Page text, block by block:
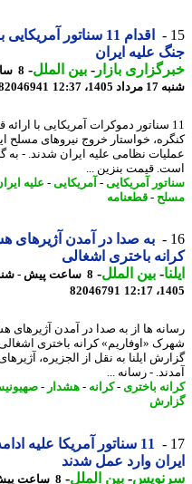
اقدام 11 سناتور آمریکایی
علیه ایران
بازار- بین الملل-
8
12:37
82046941
سناتور دموکرات آمریکایی با ارائه
خواستار خروج نیروهای مسلح این
نظامی علیه ایران شدند. - به
قیمت بنزین ...
آمریکایی-آمریکایی-علیه ایران -
-قطعنامه
به صدا در آمدن آژیرهای
باختری اشغالی
-بین الملل-
82046791
ها از به صدا در آمدن آژیرهای
«اوفاریم» کرانه باختری اشغالی خبر
ایلنا به نقل از الجزیره، آژیرهای
- رسانه ...
باختری- کرانه- هشدار-صهیونیستی
11 سناتور آمریکا علیه ادامه
وارد عمل شدند
-بین الملل-